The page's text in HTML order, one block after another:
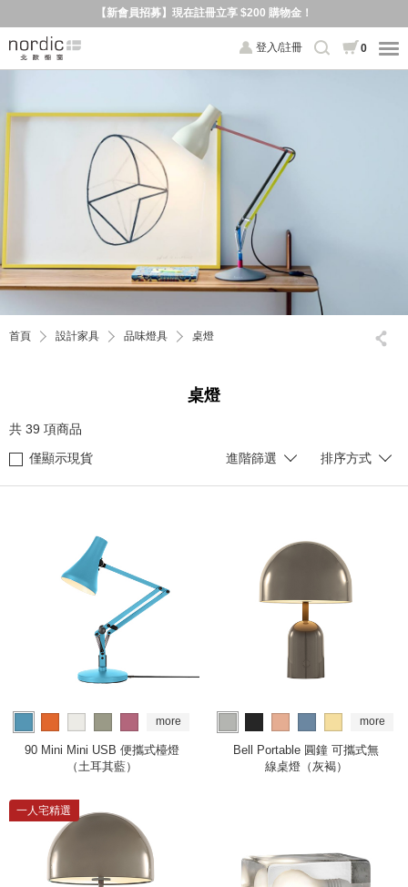
【新會員招募】現在註冊立享 $200 購物金！
登入/註冊 0
首頁 設計家具 品味燈具 桌燈
桌燈
共 39 項商品
僅顯示現貨
進階篩選 排序方式
more
90 Mini Mini USB 便攜式檯燈
（土耳其藍）
more
Bell Portable 圓鐘 可攜式無
線桌燈（灰褐）
一人宅精選